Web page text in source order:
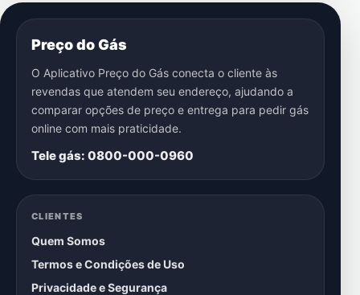
Preço do Gás
O Aplicativo Preço do Gás conecta o cliente às
revendas que atendem seu endereço, ajudando a
comparar opções de preço e entrega para pedir gás
online com mais praticidade.
Tele gás: 0800-000-0960
CLIENTES
Quem Somos
Termos e Condições de Uso
Privacidade e Segurança